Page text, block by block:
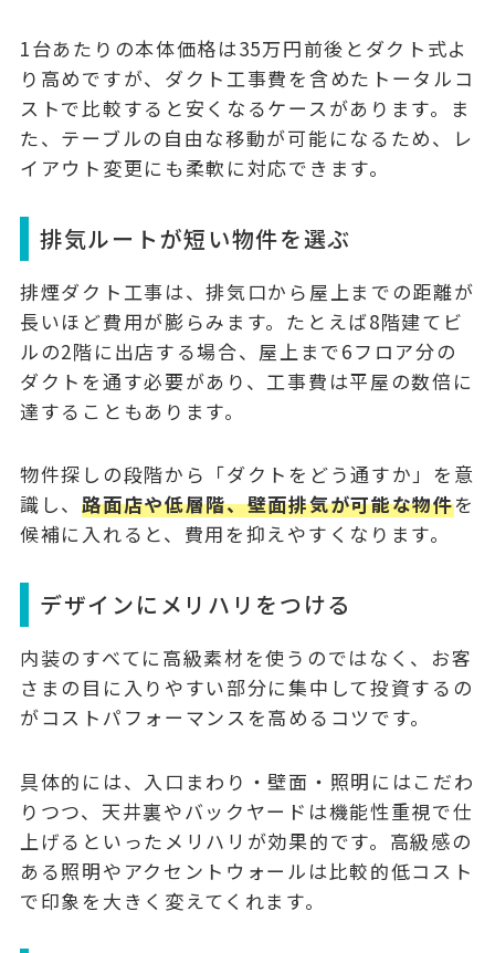
1台あたりの本体価格は35万円前後 とダクト式よ
り高めですが、ダクト工事費を含めたトータルコ
ストで比較すると安くなるケースがあります。ま
た、テーブルの自由な移動が可能になるため、レ
イアウト変更にも柔軟に対応できます。
排気ルートが短い物件を選ぶ
排煙ダクト工事は、排気口から屋上までの距離が
長いほど費用が膨らみます。たとえば8階建てビ
ルの2階に出店する場合、屋上まで6フロア分の
ダクトを通す必要があり、工事費は平屋の数倍に
達することもあります。
物件探しの段階から「ダクトをどう通すか」を意
識し、路面店や低層階、壁面排気が可能な物件を
候補に入れると、費用を抑えやすくなります。
デザインにメリハリをつける
内装のすべてに高級素材を使うのではなく、 お客
さまの目に入りやすい部分に集中して投資する の
がコストパフォーマンスを高めるコツです。
具体的には、入口まわり・壁面・照明にはこだわ
りつつ、天井裏やバックヤードは機能性重視で仕
上げるといったメリハリが効果的です。高級感の
ある照明やアクセントウォールは比較的低コスト
で印象を大きく変えてくれます。